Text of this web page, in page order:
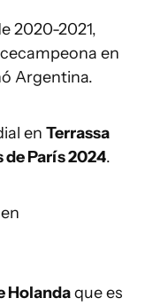
2020-2021,
en
Argentina.
en Terrassa
París 2024.
en
Holandaque es